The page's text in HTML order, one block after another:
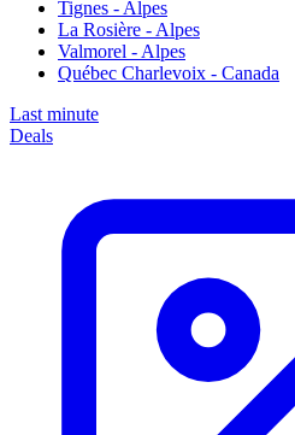
Tignes - Alpes
La Rosière - Alpes
Valmorel - Alpes
Québec Charlevoix - Canada
Last minute
Deals